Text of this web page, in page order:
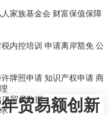
人家族基金会 财富保值保障
税内控培训 申请离岸豁免 公
许牌照申请 知识产权申请 商
贸易额创新
贸易数据